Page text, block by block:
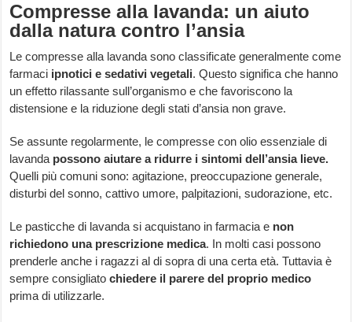
Compresse alla lavanda: un aiuto
dalla natura contro l’ansia
Le compresse alla lavanda sono classificate generalmente come
farmaci ipnotici e sedativi vegetali. Questo significa che hanno
un effetto rilassante sull’organismo e che favoriscono la
distensione e la riduzione degli stati d’ansia non grave.
Se assunte regolarmente, le compresse con olio essenziale di
lavanda possono aiutare a ridurre i sintomi dell’ansia lieve.
Quelli più comuni sono: agitazione, preoccupazione generale,
disturbi del sonno, cattivo umore, palpitazioni, sudorazione, etc.
Le pasticche di lavanda si acquistano in farmacia e non
richiedono una prescrizione medica. In molti casi possono
prenderle anche i ragazzi al di sopra di una certa età. Tuttavia è
sempre consigliatochiedere il parere del proprio medico
prima di utilizzarle.